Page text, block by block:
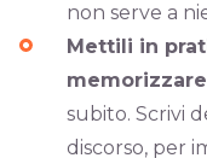
non serve a
Mettili in
subito. Scrivi
discorso, per